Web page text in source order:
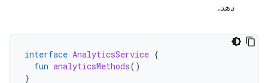
دهد.
interface AnalyticsService {
fun analyticsMethods()
}